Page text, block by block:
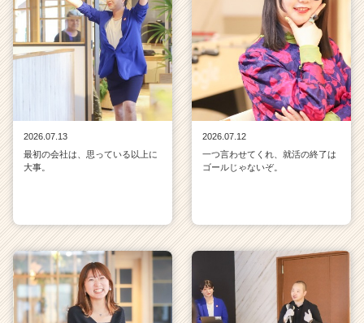
2026.07.13
最初の会社は、思っている以上に
大事。
2026.07.12
一つ言わせてくれ、就活の終了は
ゴールじゃないぞ。